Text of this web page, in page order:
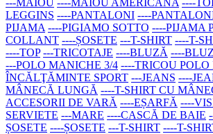
LEGGINS ----PANTALONI ----
PIJAMA ----PIGIAMO SOTTO ----PIJAMA
COLLANT ----ȘOSETE ---T-SHIRT ----T-
----TOP ---TRICOTAJE ----BLUZĂ ----
---POLO MANICHE 3/4 ----TRICOU
ÎNCĂLŢĂMINTE SPORT ---JEANS ----
MÂNECĂ LUNGĂ ----T-SHIRT CU
ACCESORII DE VARĂ ----EȘARFĂ ----
SERVIETE ---MARE ----CASCĂ DE BAIE
ȘOSETE ----ȘOSETE ---T-SHIRT ----T-